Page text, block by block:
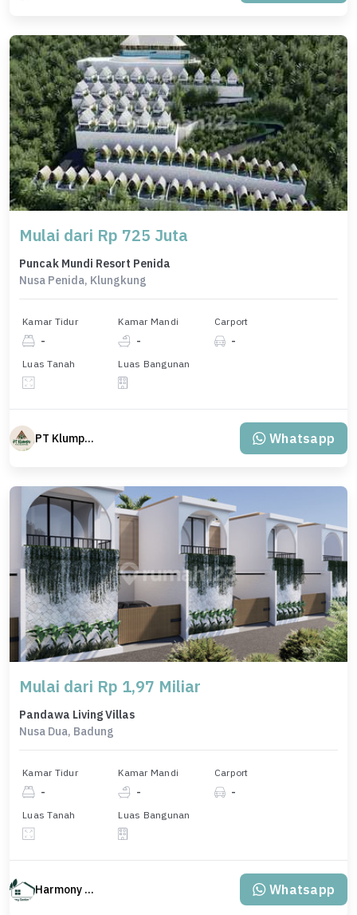
Mulai dari Rp 725 Juta
Puncak Mundi Resort Penida
Nusa Penida, Klungkung
Kamar Tidur
-
Kamar Mandi
-
Carport
-
Luas Tanah Luas Bangunan
PT Klumpu Kita Sejahtera Whatsapp
Mulai dari Rp 1,97 Miliar
Pandawa Living Villas
Nusa Dua, Badung
Kamar Tidur
-
Kamar Mandi
-
Carport
-
Luas Tanah Luas Bangunan
Harmony Property Whatsapp